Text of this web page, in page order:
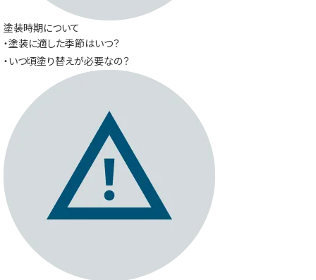
塗装時期について
・塗装に適した季節はいつ？
・いつ頃塗り替えが必要なの？